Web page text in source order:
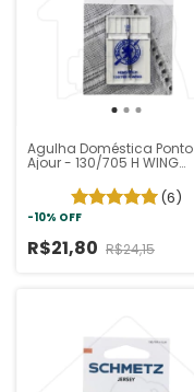
Agulha Doméstica Ponto
Ajour - 130/705 H WING
(6)
-10% OFF
R$21,80 R$24,15